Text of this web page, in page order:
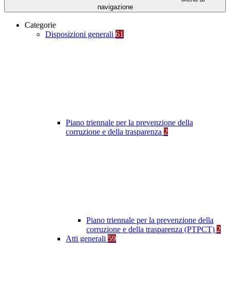
navigazione
Categorie
Disposizioni generali 61
Piano triennale per la prevenzione della
corruzione e della trasparenza 2
Piano triennale per la prevenzione della
corruzione e della trasparenza (PTPCT) 2
Atti generali 59